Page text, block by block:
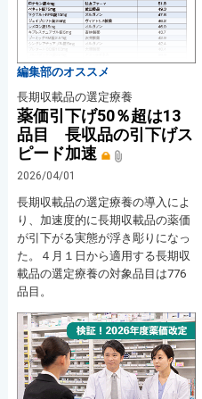
編集部のオススメ
長期収載品の選定療養
薬価引下げ50％超は13
品目 長収品の引下げス
ピード加速
2026/04/01
長期収載品の選定療養の導入によ
り、加速度的に長期収載品の薬価
が引下がる実態が浮き彫りになっ
た。４月１日から適用する長期収
載品の選定療養の対象品目は776
品目。